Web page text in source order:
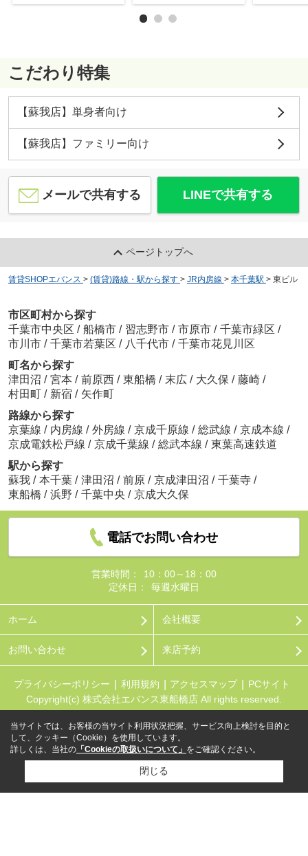
こだわり特集
【蘇我店】単身者向け
【蘇我店】ファミリー向け
メールで共有する LINEで共有する
ページトップへ
賃貸SHOPエバンス > (賃貸)路線・駅から探す > JR内房線 > 本千葉駅 > 東ビル
市区町村から探す
千葉市中央区 / 船橋市 / 習志野市 / 市原市 / 千葉市緑区 /
市川市 / 千葉市若葉区 / 八千代市 / 千葉市花見川区
町名から探す
津田沼 / 宮本 / 前原西 / 東船橋 / 末広 / 大久保 / 藤崎 /
村田町 / 新宿 / 矢作町
路線から探す
京葉線 / 内房線 / 外房線 / 京成千原線 / 総武線 / 京成本線 /
京成電鉄松戸線 / 京成千葉線 / 総武本線 / 東葉高速鉄道
駅から探す
蘇我 / 本千葉 / 津田沼 / 前原 / 京成津田沼 / 千葉寺 /
東船橋 / 浜野 / 千葉中央 / 京成大久保
電話でお問い合わせ
営業時間：
10：00～18：00
定休日：
毎週水曜日
ホーム 会社概要
お問い合わせ 来店予約
プライバシーポリシー 利用規約 アクセスマップ
PCサイト
Copyright(c) 株式会社エバンス東船橋店 All rights reserved.
当サイトでは、お客様の当サイト利用状況把握、サービス向上検討を目的と
して、クッキー（Cookie）を使用しています。
詳しくは、当社の 「Cookieの取扱いについて」 をご確認ください。
閉じる